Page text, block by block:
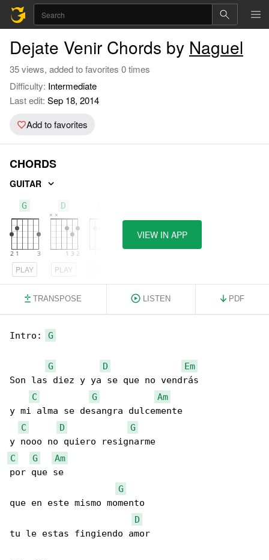
Dejate Venir Chords by Naguel
35 views, added to favorites 0 times
Difficulty: Intermediate
Last edit: Sep 18, 2014
Add to favorites
CHORDS
GUITAR
G
PLAY
D
PLAY
VIEW IN APP
TRANSPOSE LISTEN PDF
Intro: G
G D
Em
Son las diez y ya se que no vendrás
C
G
Am
y mi alma se desangra dulcemente
C
D
G
C
G
Am
por que se
G
que en este mismo momento
D
tu le estas fingiendo amor